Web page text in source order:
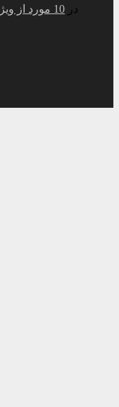
در 10 مورد از ویژگی ها و ترفندهای اپل موزیک